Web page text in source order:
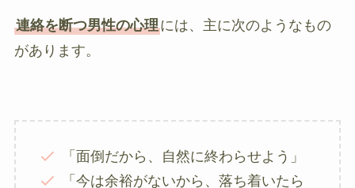
連絡を断つ男性の心理には、主に次のようなもの
があります。
「面倒だから、自然に終わらせよう」
「今は余裕がないから、落ち着いたら